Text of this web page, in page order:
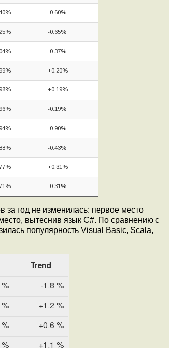
за год не изменилась: первое место
вытеснив язык C#. По сравнению с
популярность Visual Basic, Scala,